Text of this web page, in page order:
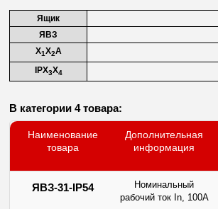
Ящик
ЯВЗ
Х1Х2А
IPX3X4
В категории 4 товара:
Наименование
товара
Дополнительная
информация
ЯВЗ-31-IP54
Номинальный
рабочий ток In, 100А